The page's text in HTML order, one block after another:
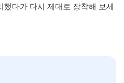
다가 다시 제대로 장착해 보세